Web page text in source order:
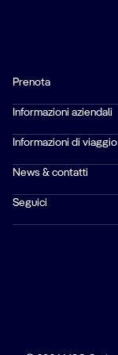
Prenota
Informazioni aziendali
Informazioni di viaggio
News & contatti
Seguici